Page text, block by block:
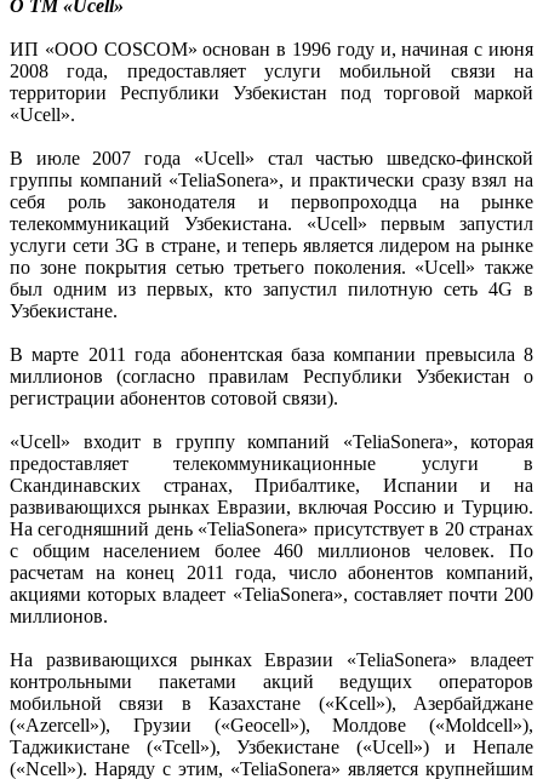
О ТМ «Uсell»
ИП «ООО COSCOM» основан в 1996 году и, начиная c июня
2008 года, предоставляет услуги мобильной связи на
территории Республики Узбекистан под торговой маркой
«Ucell».
В июле 2007 года «Ucell» стал частью шведско-финской
группы компаний «TeliaSonera», и практически сразу взял на
себя роль законодателя и первопроходца на рынке
телекоммуникаций Узбекистана. «Ucell» первым запустил
услуги сети 3G в стране, и теперь является лидером на рынке
по зоне покрытия сетью третьего поколения. «Ucell» также
был одним из первых, кто запустил пилотную сеть 4G в
Узбекистане.
В марте 2011 года абонентская база компании превысила 8
миллионов (согласно правилам Республики Узбекистан о
регистрации абонентов сотовой связи).
«Ucell» входит в группу компаний «TeliaSonera», которая
предоставляет телекоммуникационные услуги в
Скандинавских странах, Прибалтике, Испании и на
развивающихся рынках Евразии, включая Россию и Турцию.
На сегодняшний день «TeliaSonera» присутствует в 20 странах
с общим населением более 460 миллионов человек. По
расчетам на конец 2011 года, число абонентов компаний,
акциями которых владеет «TeliaSonera», составляет почти 200
миллионов.
На развивающихся рынках Евразии «TeliaSonera» владеет
контрольными пакетами акций ведущих операторов
мобильной связи в Казахстане («Kcell»), Азербайджане
(«Azercell»), Грузии («Geocell»), Молдове («Moldcell»),
Таджикистане («Tcell»), Узбекистане («Uсell») и Непале
(«Ncell»). Наряду с этим, «TeliaSonera» является крупнейшим